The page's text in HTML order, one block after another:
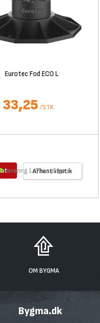
Eurotec Fod ECO L
33,25 /STK
Afhent i butik
Levering 1-2 hverdage
OM BYGMA
Bygma.dk